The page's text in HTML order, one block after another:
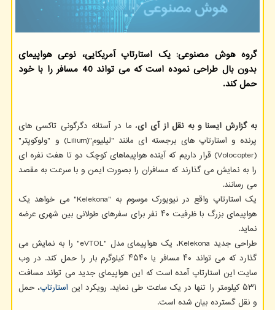
گروه هوش مصنوعی: یک استارتاپ آمریکایی، نوعی هواپیمای
بدون بال طراحی نموده است که می تواند 40 مسافر را با خود
حمل کند.
به گزارش ایسنا و به نقل از آی ای، ما در آستانه دگرگونی تاکسی های
پرنده و استارتاپ های برجسته ای مانند "لیلیوم"(Lilium) و "ولوکوپتر"
(Volocopter) قرار داریم که آینده هواپیماهای کوچک دو تا هفت نفره ای
را به نمایش می گذارند که مسافران را بصورت ایمن و با سرعت به مقصد
می رسانند.
یک استارتاپ واقع در نیویورک موسوم به "Kelekona" می خواهد یک
هواپیمای بزرگ با ظرفیت ۴۰ نفر برای سفرهای طولانی بین شهری عرضه
نماید.
طراحی جدید Kelekona، یک هواپیمای مدل "eVTOL" را به نمایش می
گذارد که می تواند ۴۰ مسافر یا ۴۵۴۰ کیلوگرم بار را حمل کند. در وب
سایت این استارتاپ آمده است که این هواپیمای جدید می تواند مسافت
۵۳۱ کیلومتر را تنها در یک ساعت طی نماید. رویکرد این
استارتاپ، حمل
و نقل گسترده بیان شده است.